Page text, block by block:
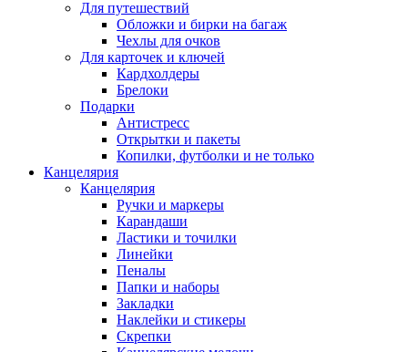
Для путешествий
Обложки и бирки на багаж
Чехлы для очков
Для карточек и ключей
Кардхолдеры
Брелоки
Подарки
Антистресс
Открытки и пакеты
Копилки, футболки и не только
Канцелярия
Канцелярия
Ручки и маркеры
Карандаши
Ластики и точилки
Линейки
Пеналы
Папки и наборы
Закладки
Наклейки и стикеры
Скрепки